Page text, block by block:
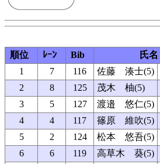
順位 ﾚｰﾝ Bib 氏名
1
7 116 佐藤 湊士(5)
2
8 125 茂木 柚(5)
3
5 127 渡邉 悠仁(5)
4
4 117 篠原 維吹(5)
5
2 124 松本 悠吾(5)
6
6 119 高草木 葵(5)